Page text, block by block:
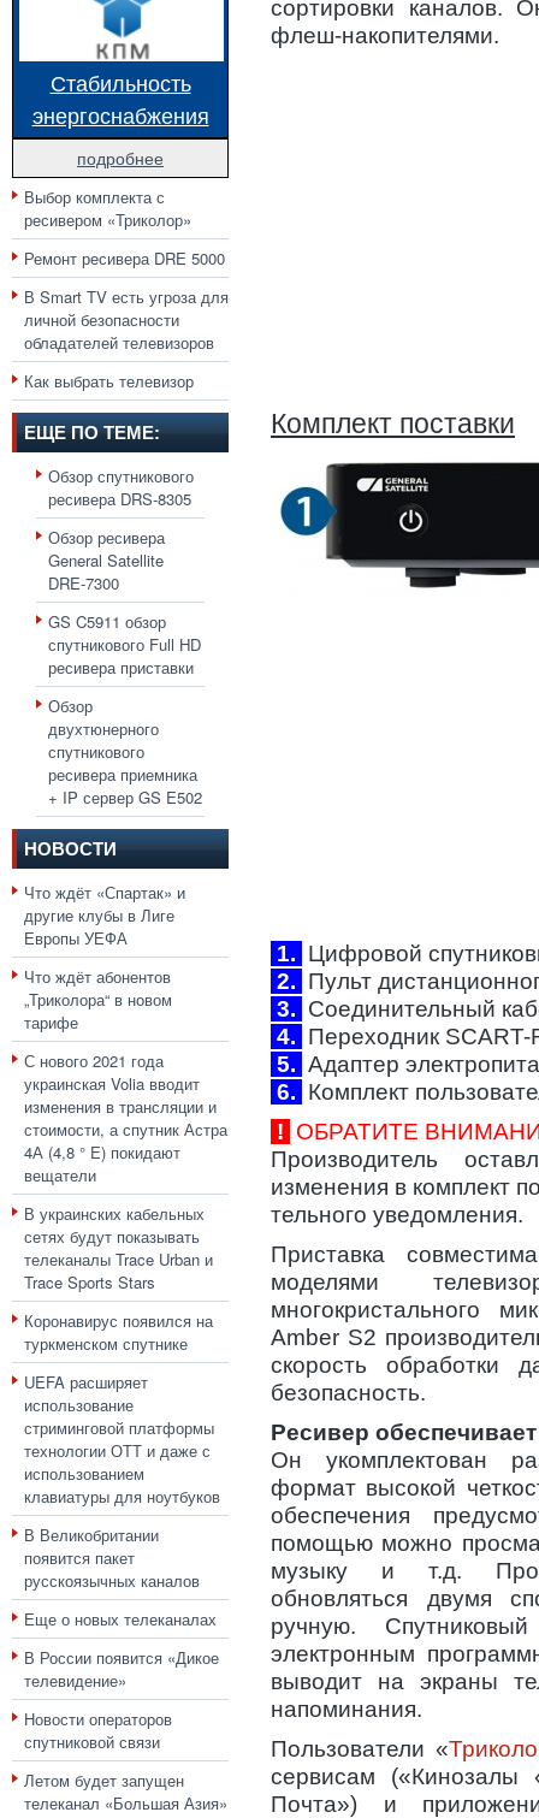
Стабильность
энергоснабжения
подробнее
Выбор комплекта с
ресивером «Триколор»
Ремонт ресивера DRE 5000
В Smart TV есть угроза для
личной безопасности
обладателей телевизоров
Как выбрать телевизор
ЕЩЕ ПО ТЕМЕ:
Обзор спутникового
ресивера DRS-8305
Обзор ресивера
General Satellite
DRE-7300
GS C5911 обзор
спутникового Full HD
ресивера приставки
Обзор
двухтюнерного
спутникового
ресивера приемника
+ IP сервер GS E502
НОВОСТИ
Что ждёт «Спартак» и
другие клубы в Лиге
Европы УЕФА
Что ждёт абонентов
„Триколора“ в новом
тарифе
С нового 2021 года
украинская Volia вводит
изменения в трансляции и
стоимости, а спутник Астра
4А (4,8 ° E) покидают
вещатели
В украинских кабельных
сетях будут показывать
телеканалы Trace Urban и
Trace Sports Stars
Коронавирус появился на
туркменском спутнике
UEFA расширяет
использование
стриминговой платформы
технологии ОТТ и даже с
использованием
клавиатуры для ноутбуков
В Великобритании
появится пакет
русскоязычных каналов
Еще о новых телеканалах
В России появится «Дикое
телевидение»
Новости операторов
спутниковой связи
Летом будет запущен
телеканал «Большая Азия»
сортировки каналов.
флеш-накопителями.
Комплект поставки
1. Цифровой
2. Пульт
3. Соединительный
4. Переходник SCART-
5. Адаптер
6. Комплект
! ОБРАТИТЕ
Производитель
изменения в комплект
тельного уведомления.
Приставка
моделями
многокристального
Amber S2
скорость обработки
безопасность.
Ресивер
Он укомплектован
формат высокой
обеспечения
помощью можно
музыку и т.д.
обновляться двумя
ручную.
электронным
выводит на экраны
напоминания.
Пользователи «
сервисам
Почта») и